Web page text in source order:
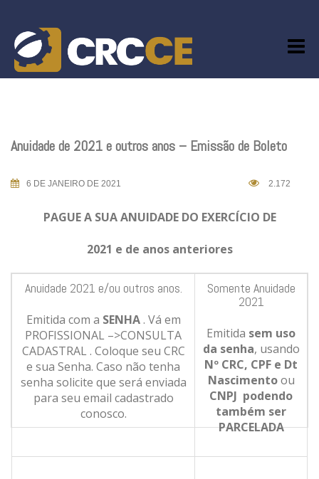
content
Anuidade de 2021 e outros anos – Emissão de Boleto
6 DE JANEIRO DE 2021 2.172
PAGUE A SUA ANUIDADE DO EXERCÍCIO DE
2021 e de anos anteriores
Anuidade 2021 e/ou outros anos.
Emitida com a SENHA. Vá em
PROFISSIONAL –>CONSULTA
CADASTRAL . Coloque seu CRC
e sua Senha. Caso não tenha
senha solicite que será enviada
para seu email cadastrado
conosco.
Somente Anuidade
2021
Emitida sem uso
da senha, usando
Nº CRC, CPF e Dt
Nascimentoou
CNPJ podendo
também ser
PARCELADA